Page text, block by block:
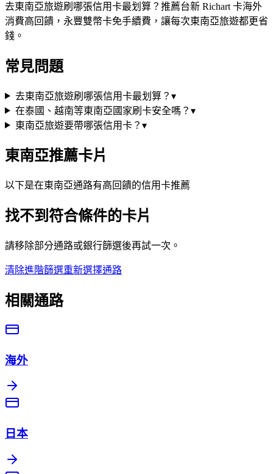
去東南亞旅遊刷哪張信用卡最划算？推薦台新 Richart 卡海外
消費高回饋，永豐雙幣卡免手續費，讓每次東南亞旅遊都更省
錢。
常見問題
去東南亞旅遊刷哪張信用卡最划算？ ▾
在泰國、越南等東南亞國家刷卡安全嗎？ ▾
東南亞旅遊要帶哪張信用卡？ ▾
東南亞推薦卡片
以下是在東南亞通路有高回饋的信用卡推薦
找不到符合條件的卡片
請移除部分通路或銀行篩選後再試一次。
清除進階篩選重新選擇通路
相關通路
海外
日本